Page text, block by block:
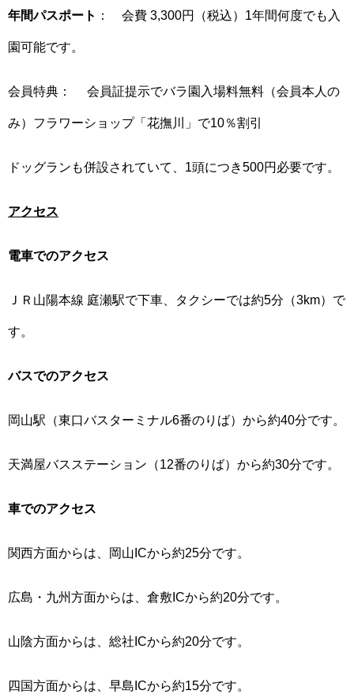
年間パスポート ： 会費 3,300円（税込）1年間何度でも入
園可能です。
会員特典： 会員証提示でバラ園入場料無料（会員本人の
み）フラワーショップ「花撫川」で10％割引
ドッグランも併設されていて、1頭につき500円必要です。
アクセス
電車でのアクセス
ＪＲ山陽本線 庭瀬駅で下車、タクシーでは約5分（3km）で
す。
バスでのアクセス
岡山駅（東口バスターミナル6番のりば）から約40分です。
天満屋バスステーション（12番のりば）から約30分です。
車でのアクセス
関西方面からは、岡山ICから約25分です。
広島・九州方面からは、倉敷ICから約20分です。
山陰方面からは、総社ICから約20分です。
四国方面からは、早島ICから約15分です。